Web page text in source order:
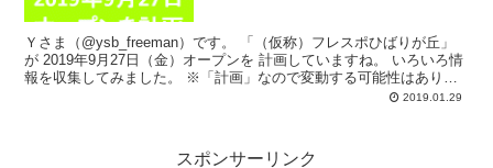
Ｙさま（@ysb_freeman）です。 「（仮称）フレスポひばりが丘」
が 2019年9月27日（金）オープンを 計画していますね。 いろいろ情
報を収集してみました。 ※「計画」なので変動する可能性はありま
2019.01.29
スポンサーリンク